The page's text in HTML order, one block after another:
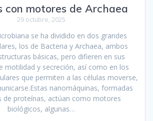
con motores de Archaea
29 octubre, 2025
se ha dividido en dos grandes
los de Bacteria y Archaea, ambos
básicas, pero difieren en sus
motilidad y secreción, así como en los
que permiten a las células moverse,
nanomáquinas, formadas
de proteínas, actúan como motores
biológicos, algunas…